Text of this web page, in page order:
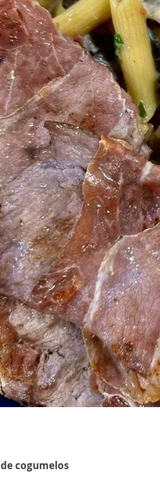
cogumelos